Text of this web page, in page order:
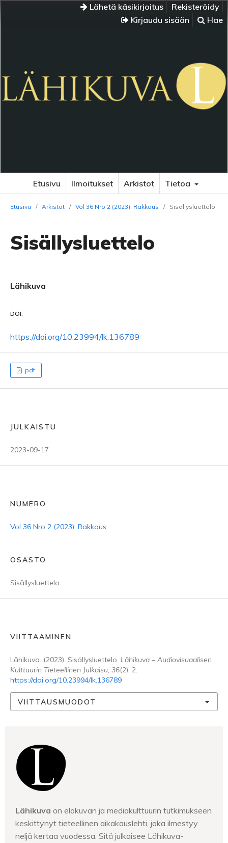
Lähetä käsikirjoitus
Rekisteröidy
Kirjaudu sisään
Hae
Etusivu Ilmoitukset Arkistot Tietoa
Etusivu / Arkistot / Vol 36 Nro 2 (2023): Rakkaus / Sisällysluettelo
Sisällysluettelo
Lähikuva
DOI:
https://doi.org/10.23994/lk.136789
pdf
JULKAISTU
2023-09-17
NUMERO
Vol 36 Nro 2 (2023): Rakkaus
OSASTO
Sisällysluettelo
VIITTAAMINEN
Lähikuva. (2023). Sisällysluettelo. Lähikuva – Audiovisuaalisen
Kulttuurin Tieteellinen Julkaisu, 36(2), 2.
https://doi.org/10.23994/lk.136789
VIITTAUSMUODOT
Lähikuva on elokuvan ja mediakulttuurin tutkimukseen
keskittynyt tieteellinen aikakauslehti, joka ilmestyy
neljä kertaa vuodessa. Sitä julkaisee Lähikuva-